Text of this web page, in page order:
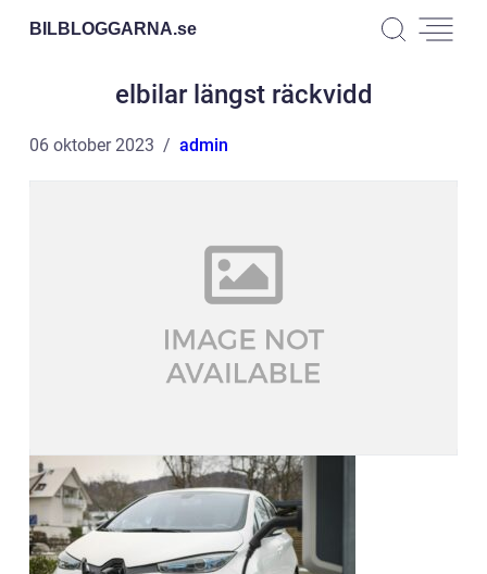
BILBLOGGARNA.se
elbilar längst räckvidd
06 oktober 2023 admin